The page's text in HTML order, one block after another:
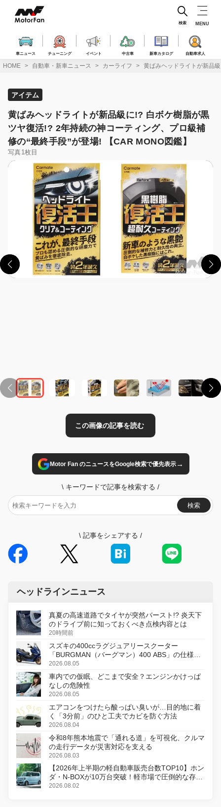
ス
車ニュース チューニング イベント 中古車 新車カタログ 自動車求人
検索 MENU
HOME 自動車・新車ニュース カーライフ 黄ばみヘッドライトが新品
アイテム
黄ばみヘッドライトが新品級に!? 白ボケ樹脂が黒
ツヤ復活!? 2年持続の神コーティング、プロ級補
修の“最終手段”が登場! 【CAR MONO図鑑】
写真1枚目
Motor Fan のニュースをGoogle検索で優先表示→
\ キーワードで記事を検索する /
検索
\ 記事をシェアする /
ヘッドラインニュース
真夏の高速道路でタイヤが突然バースト!? 炎天下
のドライブ前に知っておくべき点検内容とは
20時間前
スズキの400ccラグジュアリースクーター
「BURGMAN（バーグマン）400 ABS」の仕様を
変更し、8月18日に発売
2026.08.05
車内での仮眠、どこまで安全？エンジンかけっぱ
なしの危険性
2026.08.05
エアコンをつけたら酸っぱい臭いが…目的地に着
く「3分前」のひと工夫でカビを防ぐ方法
2026.08.04
令和8年熊本地震で「通れる道」を可視化、クルマ
の走行データが災害対応を支える
2026.08.03
【2026年上半期の軽自動車販売台数TOP10】ホン
ダ・N-BOXが10万台突破！軽市場で圧倒的な存在
感
2026.08.02